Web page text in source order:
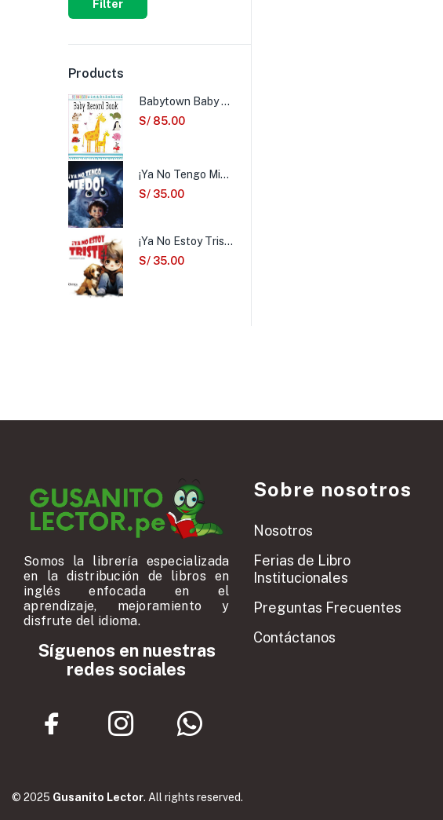
Filter
Products
Babytown Baby Record Book
S/ 85.00
¡Ya No Tengo Miedo!
S/ 35.00
¡Ya No Estoy Triste!
S/ 35.00
Somos la librería especializada
en la distribución de libros en
inglés enfocada en el
aprendizaje, mejoramiento y
disfrute del idioma.
Síguenos en nuestras
redes sociales
Sobre nosotros
Nosotros
Ferias de Libro
Institucionales
Preguntas Frecuentes
Contáctanos
© 2025 Gusanito Lector. All rights reserved.